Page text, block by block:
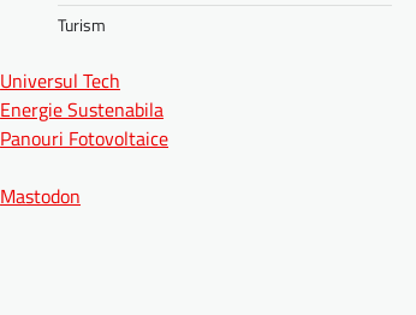
Turism
Universul Tech
Energie Sustenabila
Panouri Fotovoltaice
Mastodon